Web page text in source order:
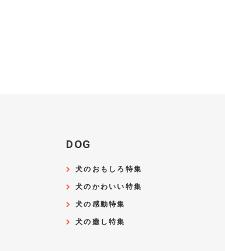
DOG
犬のおもしろ特集
犬のかわいい特集
犬の感動特集
犬の癒し特集